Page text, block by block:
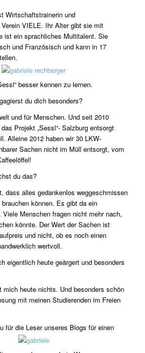
Wirtschaftstrainerin und
VIELE. Ihr Alter gibt sie mit
ist ein sprachliches Multitalent. Sie
und Französisch und kann in 17
besser kennen zu lernen.
du dich besonders?
und für Menschen. Und seit 2010
Projekt „Sessl“- Salzburg entsorgt
Alleine 2012 haben wir 30 LKW-
Sachen nicht im Müll entsorgt, vom
du das?
dass alles gedankenlos weggeschmissen
können. Es gibt da ein
Viele Menschen fragen nicht mehr nach,
könnte. Der Wert der Sachen ist
und nicht, ob es noch einen
wertvoll.
eigentlich heute geärgert und besonders
mich heute nichts. Und besonders schön
mit meinen Studierenden im Freien
für die Leser unseres Blogs für einen